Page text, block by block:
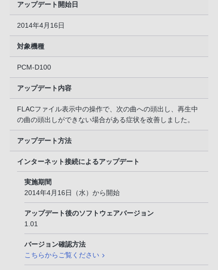
アップデート開始日
2014年4月16日
対象機種
PCM-D100
アップデート内容
FLACファイル表示中の操作で、次の曲への頭出し、再生中
の曲の頭出しができない場合がある症状を改善しました。
アップデート方法
インターネット接続によるアップデート
実施期間
2014年4月16日（水）から開始
アップデート後のソフトウェアバージョン
1.01
バージョン確認方法
こちらからご覧ください